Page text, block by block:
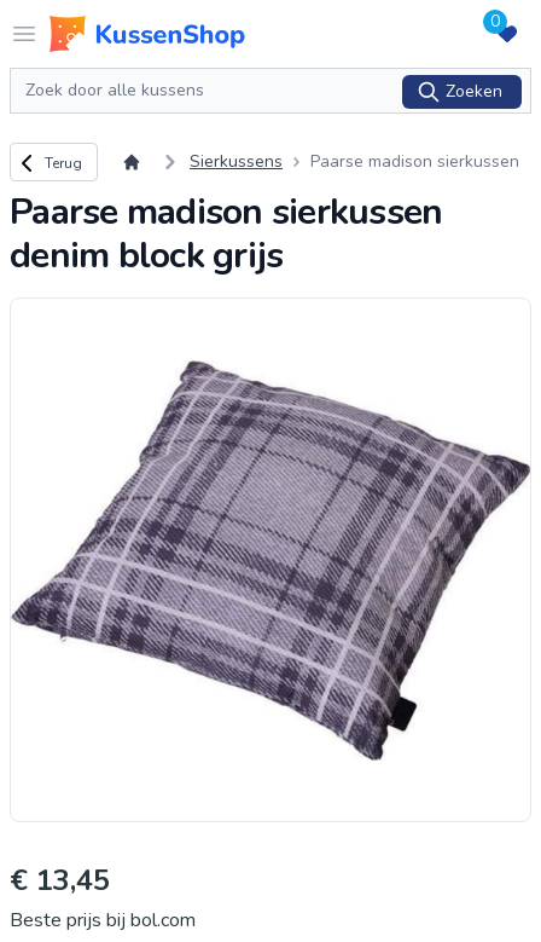
Open menu
Logo www.kussenshop.nl 0
Zoeken
Zoeken
Terug naar overzicht
Terug Sierkussens
Paarse madison sierkussen
Paarse madison sierkussen
denim block grijs
€ 13,45
Beste prijs bij bol.com